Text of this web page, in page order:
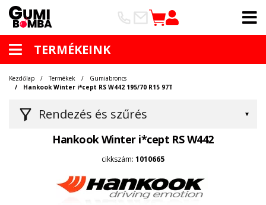
TERMÉKEINK
Rendezés és szűrés
Kezdőlap Termékek
Gumiabroncs
Hankook Winter i*cept RS W442 195/70 R15 97T
Hankook Winter i*cept RS W442
cikkszám: 1010665